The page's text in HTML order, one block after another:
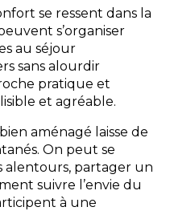
se ressent dans la
s’organiser
au séjour
sans alourdir
pratique et
et agréable.
aménagé laisse de
On peut se
alentours, partager un
suivre l’envie du
à une